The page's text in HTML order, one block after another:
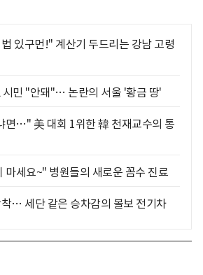
있구먼!" 계산기 두드리는 강남 고령
시민 "안돼"… 논란의 서울 '황금 땅'
면…" 美 대회 1위한 韓 천재교수의 통
마세요~" 병원들의 새로운 꼼수 진료
… 세단 같은 승차감의 볼보 전기차